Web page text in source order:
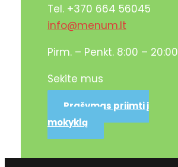
Tel. +370 664 56045
info@menum.lt
Pirm. – Penkt. 8:00 – 20:00
Sekite mus
Prašymas priimti į
mokyklą